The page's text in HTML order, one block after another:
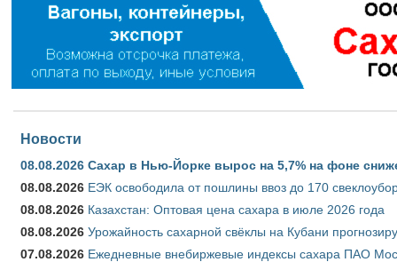
Новости
08.08.2026 Сахар в Нью-Йорке вырос на 5,7% на фоне
08.08.2026 ЕЭК освободила от пошлины ввоз до 170
08.08.2026 Казахстан: Оптовая цена сахара в июле 2026 года
08.08.2026 Урожайность сахарной свёклы на Кубани
07.08.2026 Ежедневные внебиржевые индексы сахара ПАО